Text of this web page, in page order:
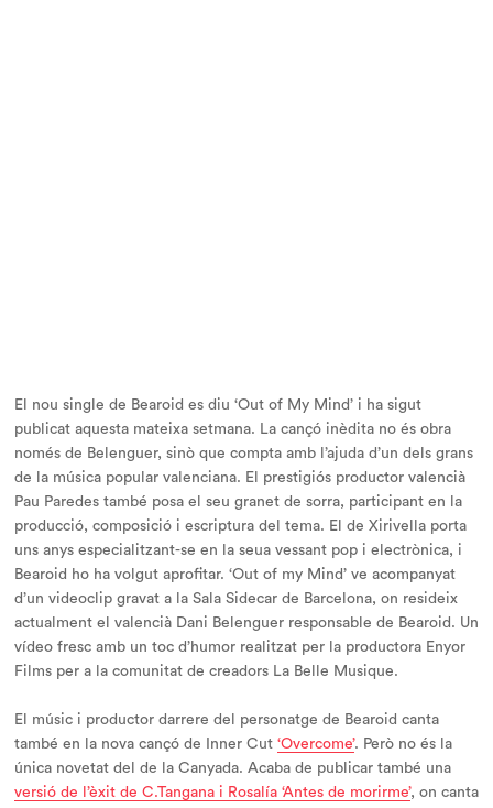
El nou single de Bearoid es diu ‘Out of My Mind’ i ha sigut
publicat aquesta mateixa setmana. La cançó inèdita no és obra
només de Belenguer, sinò que compta amb l’ajuda d’un dels grans
de la música popular valenciana. El prestigiós productor valencià
Pau Paredes també posa el seu granet de sorra, participant en la
producció, composició i escriptura del tema. El de Xirivella porta
uns anys especialitzant-se en la seua vessant pop i electrònica, i
Bearoid ho ha volgut aprofitar. ‘Out of my Mind’ ve acompanyat
d’un videoclip gravat a la Sala Sidecar de Barcelona, on resideix
actualment el valencià Dani Belenguer responsable de Bearoid. Un
vídeo fresc amb un toc d’humor realitzat per la productora Enyor
Films per a la comunitat de creadors La Belle Musique.
El músic i productor darrere del personatge de Bearoid canta
també en la nova cançó de Inner Cut ‘Overcome’. Però no és la
única novetat del de la Canyada. Acaba de publicar també una
versió de l’èxit de C.Tangana i Rosalía ‘Antes de morirme’, on canta